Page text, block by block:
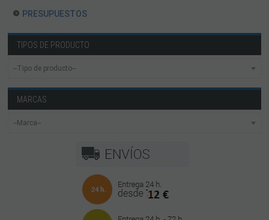
PRESUPUESTOS
TIPOS DE PRODUCTO
MARCAS